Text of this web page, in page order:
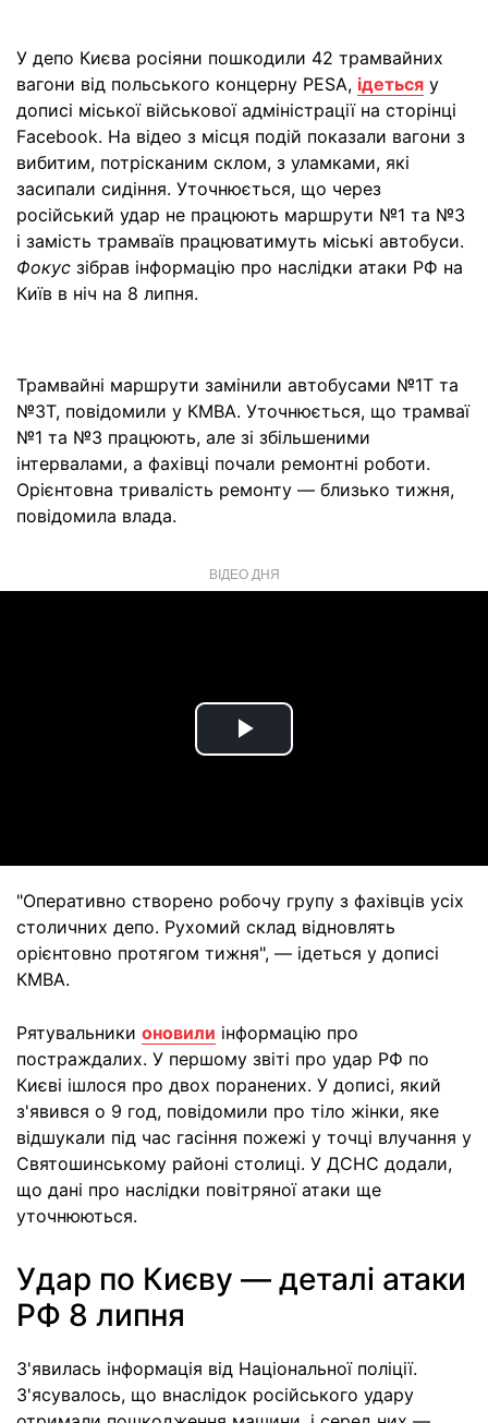
У депо Києва росіяни пошкодили 42 трамвайних
вагони від польського концерну PESA, ідеться у
дописі міської військової адміністрації на сторінці
Facebook. На відео з місця подій показали вагони з
вибитим, потрісканим склом, з уламками, які
засипали сидіння. Уточнюється, що через
російський удар не працюють маршрути №1 та №3
і замість трамваїв працюватимуть міські автобуси.
Фокус зібрав інформацію про наслідки атаки РФ на
Київ в ніч на 8 липня.
Трамвайні маршрути замінили автобусами №1Т та
№3Т, повідомили у КМВА. Уточнюється, що трамваї
№1 та №3 працюють, але зі збільшеними
інтервалами, а фахівці почали ремонтні роботи.
Орієнтовна тривалість ремонту — близько тижня,
повідомила влада.
ВІДЕО ДНЯ
Play
"Оперативно створено робочу групу з фахівців усіх
столичних депо. Рухомий склад відновлять
орієнтовно протягом тижня", — ідеться у дописі
КМВА.
Рятувальники оновили інформацію про
постраждалих. У першому звіті про удар РФ по
Києві ішлося про двох поранених. У дописі, який
з'явився о 9 год, повідомили про тіло жінки, яке
відшукали під час гасіння пожежі у точці влучання у
Святошинському районі столиці. У ДСНС додали,
що дані про наслідки повітряної атаки ще
уточнюються.
Удар по Києву — деталі атаки
РФ 8 липня
З'явилась інформація від Національної поліції.
З'ясувалось, що внаслідок російського удару